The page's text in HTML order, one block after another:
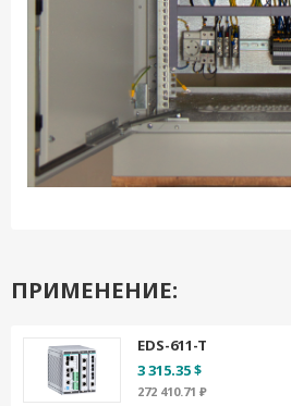
ПРИМЕНЕНИЕ:
EDS-611-T
3 315.35 $
272 410.71 ₽